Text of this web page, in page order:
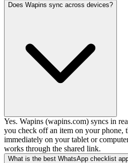
Does Wapins sync across devices?
Yes. Wapins (wapins.com) syncs in
you check off an item on your phone,
immediately on your tablet or
works through the shared link.
What is the best WhatsApp checklist